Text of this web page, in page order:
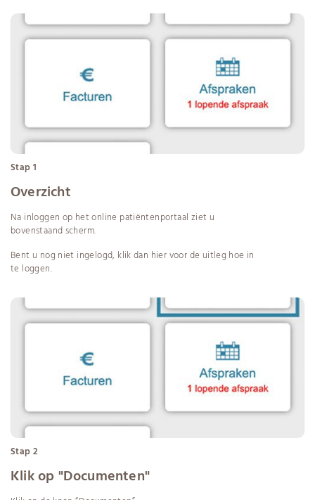
Stap 1
Overzicht
Na inloggen op het online patiëntenportaal ziet u
bovenstaand scherm.
Bent u nog niet ingelogd, klik dan hiervoor de uitleg hoe in
te loggen.
Stap 2
Klik op "Documenten"